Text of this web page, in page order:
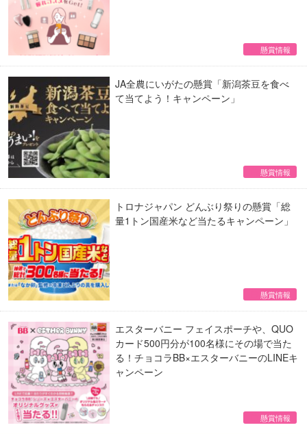
懸賞情報
JA全農にいがたの懸賞「新潟茶豆を食べ
て当てよう！キャンペーン」
懸賞情報
トロナジャパン どんぶり祭りの懸賞「総
量1トン国産米など当たるキャンペーン」
懸賞情報
エスターバニー フェイスポーチや、QUO
カード500円分が100名様にその場で当た
る！チョコラBB×エスターバニーのLINEキ
ャンペーン
懸賞情報